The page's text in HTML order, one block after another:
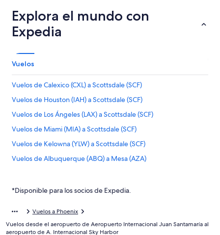
Explora el mundo con
Expedia
Vuelos
Vuelos de Calexico (CXL) a Scottsdale (SCF)
Vuelos de Houston (IAH) a Scottsdale (SCF)
Vuelos de Los Ángeles (LAX) a Scottsdale (SCF)
Vuelos de Miami (MIA) a Scottsdale (SCF)
Vuelos de Kelowna (YLW) a Scottsdale (SCF)
Vuelos de Albuquerque (ABQ) a Mesa (AZA)
Vuelos de Alpine (ALE) a Mesa (AZA)
Vuelos de Assab (ASA) a Mesa (AZA)
Vuelos de Appleton (ATW) a Mesa (AZA)
*Disponible para los socios de Expedia.
Vuelos a Phoenix
Vuelos desde el aeropuerto de Aeropuerto Internacional Juan Santamaría al
aeropuerto de A. Internacional Sky Harbor